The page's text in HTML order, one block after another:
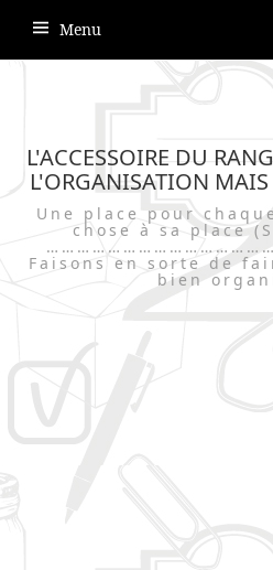
Menu
L'ACCESSOIRE DU
L'ORGANISATION MAIS
Une place pour
chose à sa place
Faisons en sorte de
bien